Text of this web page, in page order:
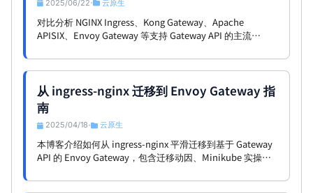
2025/06/22 • 云原生
对比分析 NGINX Ingress、Kong Gateway、Apache
APISIX、Envoy Gateway 等支持 Gateway API 的主流
多个维度深入解读。
从 ingress-nginx 迁移到 Envoy Gateway 指
南
2025/04/18 • 云原生
本博客介绍如何从 ingress-nginx 平滑迁移到基于 Gateway
API 的 Envoy Gateway，包含迁移动因、Minikube 实操步
可扩展的 Ingress 管理。